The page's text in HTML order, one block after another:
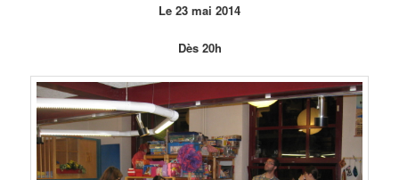
Le 23 mai 2014
Dès 20h